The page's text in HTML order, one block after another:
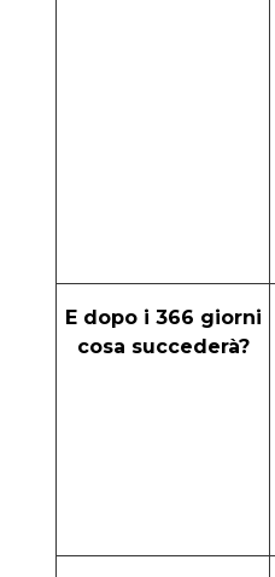
E dopo i 366 giorni
cosa succederà?